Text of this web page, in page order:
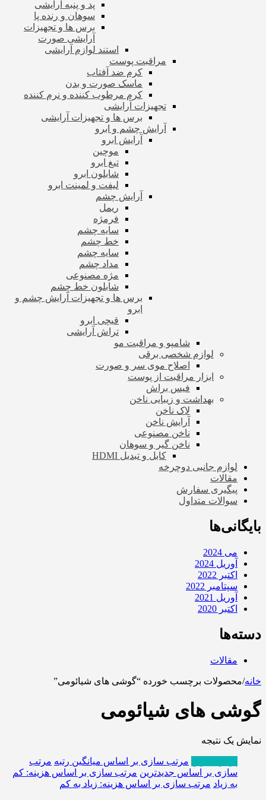
پد و پنبه آرایشی
سوهان و رنده پا
برس ها و تجهیزات
آرایشی صورت
استند لوازم آرایشی
مراقبت پوست
کرم ضد آفتاب
ماسک صورت و بدن
کرم مرطوب کننده و نرم کننده
تجهیزات آرایشی
برس ها و تجهیزات آرایشی
آرایش چشم و ابرو
آرایش ابرو
موچین
تیغ ابرو
شابلون ابرو
لیفت و لمینت ابرو
آرایش چشم
ریمل
فرمژه
سایه چشم
خط چشم
سایه چشم
مداد چشم
مژه مصنوعی
شابلون خط چشم
برس ها و تجهیزات آرایش چشم و
ابرو
قیچی ابرو
تراش آرایشی
شامپو و مراقبت مو
لوازم شخصی برقی
اصلاح موی سر و صورت
ابزار مراقبت از پوست
فیس براش
بهداشت و زیبایی ناخن
لاک ناخن
آرایش ناخن
ناخن مصنوعی
ناخن گیر و سوهان
کابل و تبدیل HDMI
لوازم جانبی دوچرخه
مقالات
پیگیری سفارش
سوالات متداول
بایگانی‌ها
می 2024
آوریل 2024
اکتبر 2022
سپتامبر 2022
آوریل 2021
اکتبر 2020
دسته‌ها
مقالات
خانه/محصولات برچسب خورده “گوشی های شیائومی”
گوشی های شیائومی
نمایش یک نتیجه
مرتب سازی بر اساس میانگین رتبه مرتب
سازی بر اساس جدیدترین مرتب سازی بر اساس هزینه: کم
به زیاد مرتب سازی بر اساس هزینه: زیاد به کم